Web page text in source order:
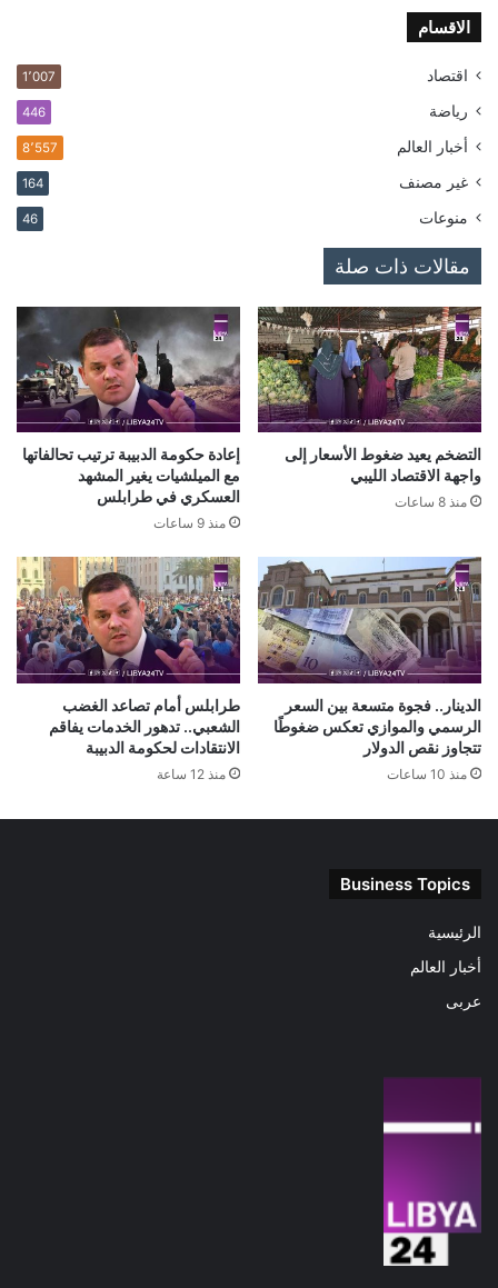
الاقسام
اقتصاد 1٬007
رياضة 446
أخبار العالم 8٬557
غير مصنف 164
منوعات 46
مقالات ذات صلة
التضخم يعيد ضغوط الأسعار إلى
واجهة الاقتصاد الليبي
منذ 8 ساعات
إعادة حكومة الدبيبة ترتيب تحالفاتها
مع الميلشيات يغير المشهد
العسكري في طرابلس
منذ 9 ساعات
الدينار.. فجوة متسعة بين السعر
الرسمي والموازي تعكس ضغوطًا
تتجاوز نقص الدولار
منذ 10 ساعات
طرابلس أمام تصاعد الغضب
الشعبي.. تدهور الخدمات يفاقم
الانتقادات لحكومة الدبيبة
منذ 12 ساعة
Business Topics
الرئيسية
أخبار العالم
عربى